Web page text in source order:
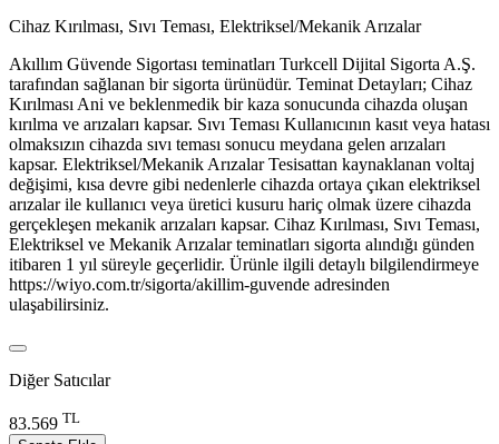
Cihaz Kırılması, Sıvı Teması, Elektriksel/Mekanik Arızalar
Akıllım Güvende Sigortası teminatları Turkcell Dijital Sigorta A.Ş.
tarafından sağlanan bir sigorta ürünüdür. Teminat Detayları; Cihaz
Kırılması Ani ve beklenmedik bir kaza sonucunda cihazda oluşan
kırılma ve arızaları kapsar. Sıvı Teması Kullanıcının kasıt veya hatası
olmaksızın cihazda sıvı teması sonucu meydana gelen arızaları
kapsar. Elektriksel/Mekanik Arızalar Tesisattan kaynaklanan voltaj
değişimi, kısa devre gibi nedenlerle cihazda ortaya çıkan elektriksel
arızalar ile kullanıcı veya üretici kusuru hariç olmak üzere cihazda
gerçekleşen mekanik arızaları kapsar. Cihaz Kırılması, Sıvı Teması,
Elektriksel ve Mekanik Arızalar teminatları sigorta alındığı günden
itibaren 1 yıl süreyle geçerlidir. Ürünle ilgili detaylı bilgilendirmeye
https://wiyo.com.tr/sigorta/akillim-guvende adresinden
ulaşabilirsiniz.
Diğer Satıcılar
83.569 TL